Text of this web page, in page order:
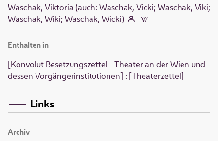
Enthalten in
[Konvolut Besetzungszettel - Theater an der Wien und
dessen Vorgängerinstitutionen] : [Theaterzettel]
Waschak, Viktoria (auch: Waschak, Vicki; Waschak, Viki;
Waschak, Wiki; Waschak, Wicki)
Links
Archiv